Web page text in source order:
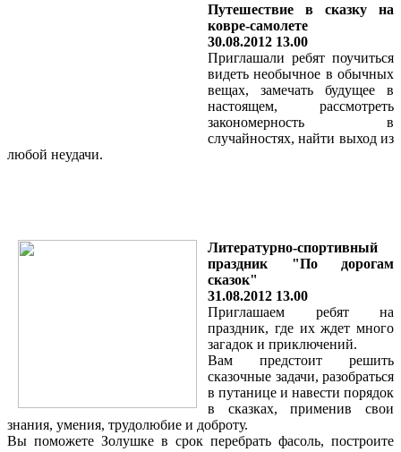
Путешествие в сказку на
ковре-самолете
30.08.2012 13.00
Приглашали ребят поучиться
видеть необычное в обычных
вещах, замечать будущее в
настоящем, рассмотреть
закономерность в
случайностях, найти выход из
любой неудачи.
Литературно-спортивный
праздник "По дорогам
сказок"
31.08.2012 13.00
Приглашаем ребят на
праздник, где их ждет много
загадок и приключений.
Вам предстоит решить
сказочные задачи, разобраться
в путанице и навести порядок
в сказках, применив свои
знания, умения, трудолюбие и доброту.
Вы поможете Золушке в срок перебрать фасоль, построите